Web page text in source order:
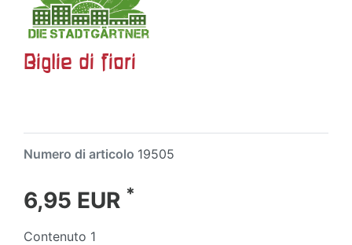
Biglie di fiori
Numero di articolo 19505
6,95 EUR *
Contenuto 1